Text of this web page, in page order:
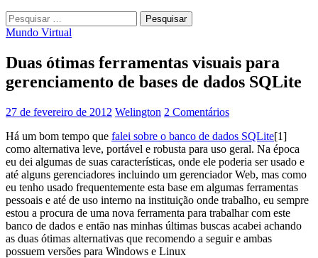
Pesquisar
por:
Mundo Virtual
Duas ótimas ferramentas visuais para
gerenciamento de bases de dados SQLite
27 de fevereiro de 2012 Welington 2 Comentários
Há um bom tempo que falei sobre o banco de dados SQLite[1]
como alternativa leve, portável e robusta para uso geral. Na época
eu dei algumas de suas características, onde ele poderia ser usado e
até alguns gerenciadores incluindo um gerenciador Web, mas como
eu tenho usado frequentemente esta base em algumas ferramentas
pessoais e até de uso interno na instituição onde trabalho, eu sempre
estou a procura de uma nova ferramenta para trabalhar com este
banco de dados e então nas minhas últimas buscas acabei achando
as duas ótimas alternativas que recomendo a seguir e ambas
possuem versões para Windows e Linux